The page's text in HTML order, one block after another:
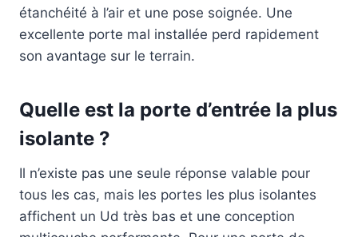
étanchéité à l’air et une pose soignée. Une
excellente porte mal installée perd rapidement
son avantage sur le terrain.
Quelle est la porte d’entrée la plus
isolante ?
Il n’existe pas une seule réponse valable pour
tous les cas, mais les portes les plus isolantes
affichent un Ud très bas et une conception